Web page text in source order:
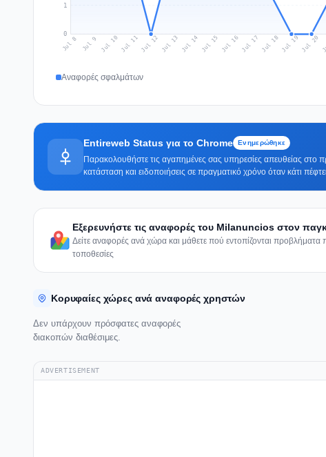
0
1
Jul 8 Jul 9 Jul 10 Jul 11Jul 12 Jul 13 Jul 14 Jul 15 Jul 16Jul 17 Jul 18Jul 19 Jul 20
Αναφορές σφαλμάτων
Entireweb Status για το Chrome Ενημερώθηκε
Παρακολουθήστε τις αγαπημένες σας υπηρεσίες απευθείας στο
κατάσταση και ειδοποιήσεις σε πραγματικό χρόνο όταν κάτι πέφτει.
Εξερευνήστε τις αναφορές του Milanuncios στον
Δείτε αναφορές ανά χώρα και μάθετε πού εντοπίζονται
τοποθεσίες
Κορυφαίες χώρες ανά αναφορές χρηστών
Δεν υπάρχουν πρόσφατες αναφορές
διακοπών διαθέσιμες.
ADVERTISEMENT